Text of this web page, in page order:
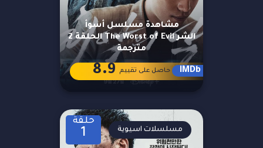
مشاهدة مسلسل أسوأ
الشر The Worst of Evil الحلقة 2
مترجمة
IMDb حاصل على تقييم 8.9
حلقة
1 مسلسلات اسيوية